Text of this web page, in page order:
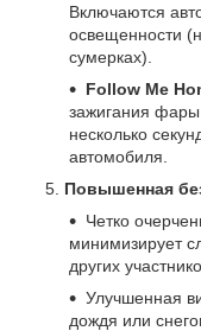
Включаются
освещенности
сумерках).
Follow Me
зажигания
несколько
автомобиля.
Повышенная
Четко
минимизирует
других
Улучшенная
дождя или